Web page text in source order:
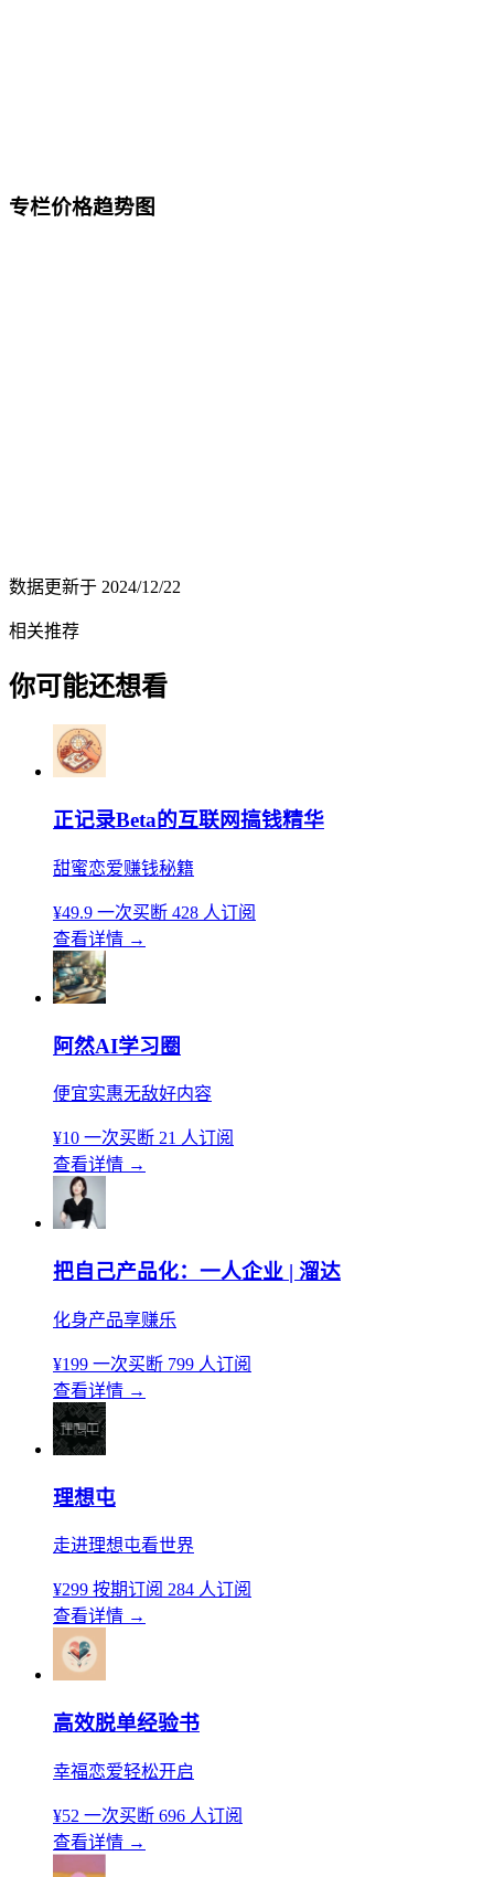
专栏价格趋势图
数据更新于 2024/12/22
相关推荐
你可能还想看
正记录Beta的互联网搞钱精华
甜蜜恋爱赚钱秘籍
¥49.9 一次买断 428 人订阅
查看详情 →
阿然AI学习圈
便宜实惠无敌好内容
¥10 一次买断 21 人订阅
查看详情 →
把自己产品化：一人企业 | 溜达
化身产品享赚乐
¥199 一次买断 799 人订阅
查看详情 →
理想屯
走进理想屯看世界
¥299 按期订阅 284 人订阅
查看详情 →
高效脱单经验书
幸福恋爱轻松开启
¥52 一次买断 696 人订阅
查看详情 →